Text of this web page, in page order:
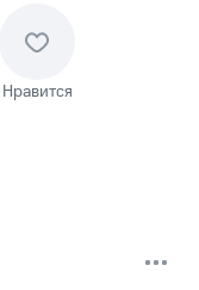
Нравится